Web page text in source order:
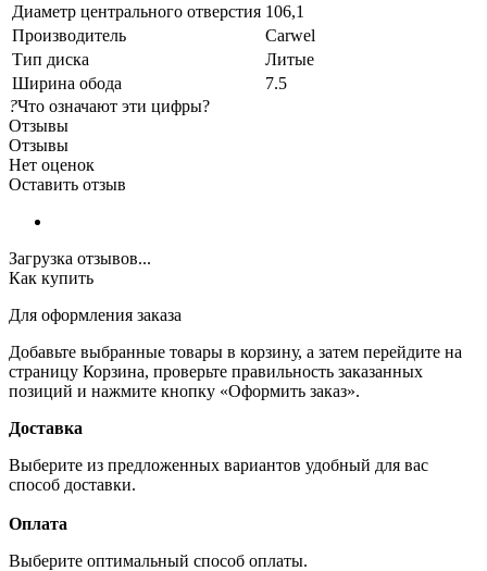
Диаметр центрального отверстия 106,1
Производитель
Carwel
Тип диска
Литые
Ширина обода
7.5
?Что означают эти цифры?
Отзывы
Отзывы
Нет оценок
Оставить отзыв
Загрузка отзывов...
Как купить
Для оформления заказа
Добавьте выбранные товары в корзину, а затем перейдите на
страницу Корзина, проверьте правильность заказанных
позиций и нажмите кнопку «Оформить заказ».
Доставка
Выберите из предложенных вариантов удобный для вас
способ доставки.
Оплата
Выберите оптимальный способ оплаты.